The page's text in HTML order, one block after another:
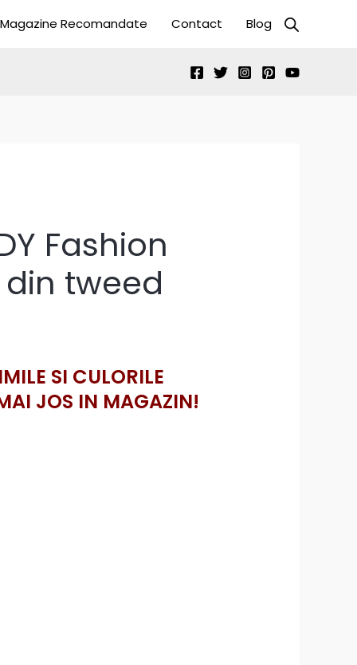
Magazine Recomandate Contact Blog
Fashion
tweed
SI CULORILE
JOS IN MAGAZIN!